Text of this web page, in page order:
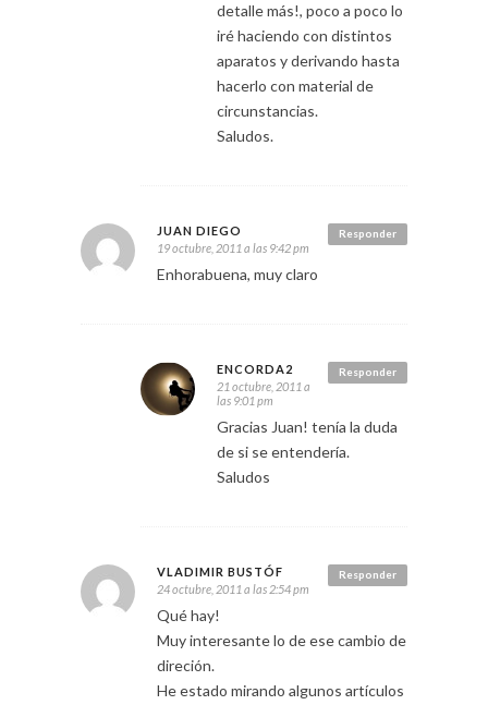
detalle más!, poco a poco lo
iré haciendo con distintos
aparatos y derivando hasta
hacerlo con material de
circunstancias.
Saludos.
Responder
JUAN DIEGO
19 octubre, 2011 a las 9:42 pm
Enhorabuena, muy claro
Responder
ENCORDA2
21 octubre, 2011 a
las 9:01 pm
Gracias Juan! tenía la duda
de si se entendería.
Saludos
Responder
VLADIMIR BUSTÓF
24 octubre, 2011 a las 2:54 pm
Qué hay!
Muy interesante lo de ese cambio de
direción.
He estado mirando algunos artículos